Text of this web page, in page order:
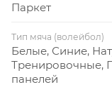
Паркет
Тип мяча (волейбол)
Белые, Синие,
Тренировочные,
панелей